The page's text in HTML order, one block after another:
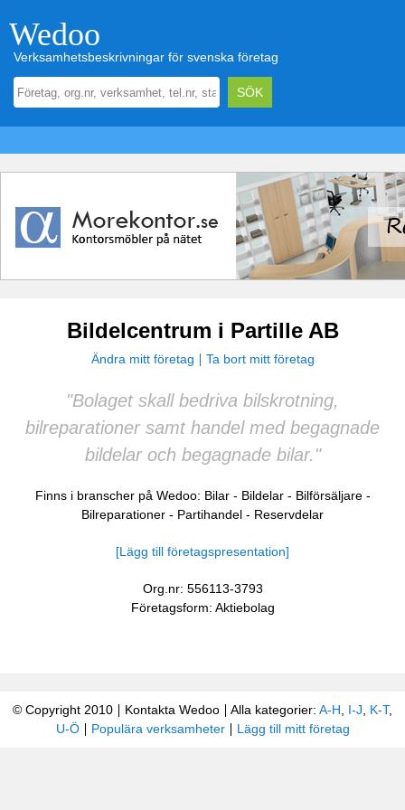
Wedoo
Verksamhetsbeskrivningar för svenska företag
Bildelcentrum i Partille AB
Ändra mitt företag Ta bort mitt företag
"Bolaget skall bedriva bilskrotning,
bilreparationer samt handel med begagnade
bildelar och begagnade bilar."
Finns i branscher på Wedoo: Bilar- Bildelar- Bilförsäljare-
Bilreparationer - Partihandel - Reservdelar
[Lägg till företagspresentation]
Org.nr: 556113-3793
Företagsform: Aktiebolag
© Copyright 2010 Kontakta Wedoo Alla kategorier: A-H I-J K-T,
U-Ö
Populära verksamheter Lägg till mitt företag